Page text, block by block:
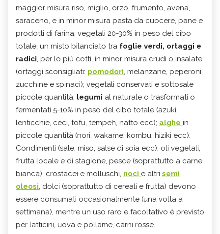
maggior misura riso, miglio, orzo, frumento, avena,
saraceno, e in minor misura pasta da cuocere, pane e
prodotti di farina; vegetali 20-30% in peso del cibo
totale, un misto bilanciato tra foglie verdi, ortaggi e
radici, per lo più cotti, in minor misura crudi o insalate
(ortaggi sconsigliati: pomodori, melanzane, peperoni,
zucchine e spinaci); vegetali conservati e sottosale
piccole quantità; legumi al naturale o trasformati o
fermentati 5-10% in peso del cibo totale (azuki,
lenticchie, ceci, tofu, tempeh, natto ecc); alghe in
piccole quantità (nori, wakame, kombu, hiziki ecc).
Condimenti (sale, miso, salse di soia ecc), oli vegetali,
frutta locale e di stagione, pesce (soprattutto a carne
bianca), crostacei e molluschi, noci e altri semi
oleosi, dolci (soprattutto di cereali e frutta) devono
essere consumati occasionalmente (una volta a
settimana), mentre un uso raro e facoltativo è previsto
per latticini, uova e pollame, carni rosse.